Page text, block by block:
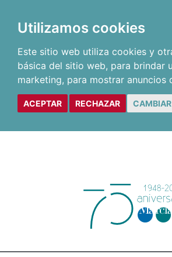
Utilizamos cookies
Este sitio web utiliza cookies y
básica del sitio web, para brindar
marketing, para mostrar anuncios
ACEPTAR RECHAZAR